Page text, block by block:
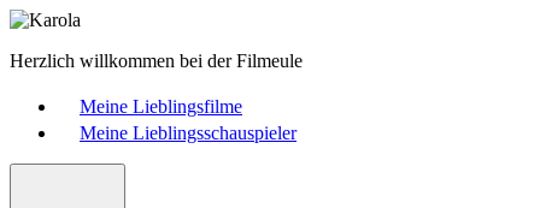
Herzlich willkommen bei der Filmeule
Meine Lieblingsfilme
Meine Lieblingsschauspieler